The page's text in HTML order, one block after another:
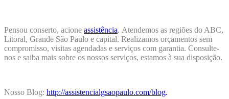
Pensou conserto, acione assistência. Atendemos as regiões do ABC,
Litoral, Grande São Paulo e capital. Realizamos orçamentos sem
compromisso, visitas agendadas e serviços com garantia. Consulte-
nos e saiba mais sobre os nossos serviços, estamos à sua disposição.
Nosso Blog: http://assistencialgsaopaulo.com/blog.